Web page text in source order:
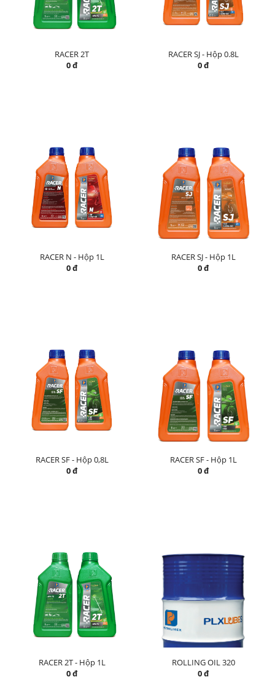
RACER 2T
0 đ
RACER SJ - Hộp 0.8L
0 đ
RACER N - Hộp 1L
0 đ
RACER SJ - Hộp 1L
0 đ
RACER SF - Hộp 0,8L
0 đ
RACER SF - Hộp 1L
0 đ
RACER 2T - Hộp 1L
0 đ
ROLLING OIL 320
0 đ